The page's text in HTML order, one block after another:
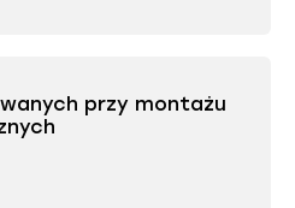
przy montażu